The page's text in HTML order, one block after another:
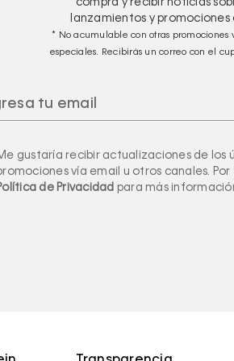
lanzamientos y promociones
* No acumulable con otras promociones
especiales. Recibirás un correo con el
gustaría recibir actualizaciones de los
vía email u otros canales.
de Privacidad para más